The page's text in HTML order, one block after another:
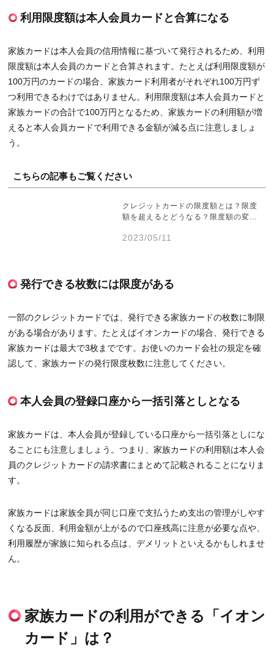
利用限度額は本人会員カードと合算になる
家族カードは本人会員の信用情報に基づいて発行されるため、利用
限度額は本人会員のカードと合算されます。たとえば利用限度額が
100万円のカードの場合、家族カード利用者がそれぞれ100万円ず
つ利用できるわけではありません。利用限度額は本人会員カードと
家族カードの合計で100万円となるため、家族カードの利用額が増
えると本人会員カードで利用できる金額が減る点に注意しましょ
う。
こちらの記事もご覧ください
クレジットカードの限度額とは？限度
額を超えるとどうなる？限度額の変…
2023/05/11
発行できる枚数には限度がある
一部のクレジットカードでは、発行できる家族カードの枚数に制限
がある場合があります。たとえばイオンカードの場合、発行できる
家族カードは最大で3枚までです。お使いのカード会社の規定を確
認して、家族カードの発行限度枚数に注意してください。
本人会員の登録口座から一括引落としとなる
家族カードは、本人会員が登録している口座から一括引落としにな
ることにも注意しましょう。つまり、家族カードの利用額は本人会
員のクレジットカードの請求書にまとめて記載されることになりま
す。
家族カードは家族全員が同じ口座で支払うため支出の管理がしやす
くなる反面、利用金額が上がるので口座残高に注意が必要な点や、
利用履歴が家族に知られる点は、デメリットといえるかもしれませ
ん。
家族カードの利用ができる「イオン
カード」は？